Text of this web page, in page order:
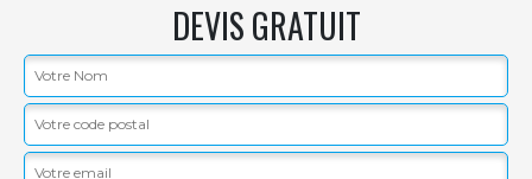
DEVIS GRATUIT